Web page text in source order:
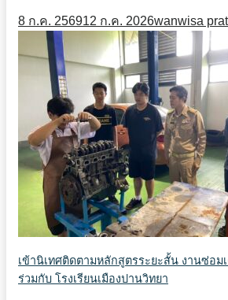
8 ก.ค. 256912 ก.ค. 2026wanwisa
เข้านิเทศติดตามหลักสูตรระยะสั้น งานซ่อ
ร่วมกับ โรงเรียนเมืองปานวิทยา